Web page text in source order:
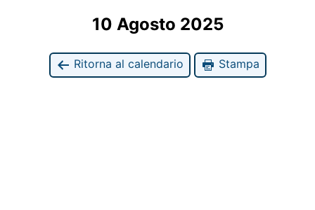
10 Agosto 2025
Ritorna al calendario Stampa